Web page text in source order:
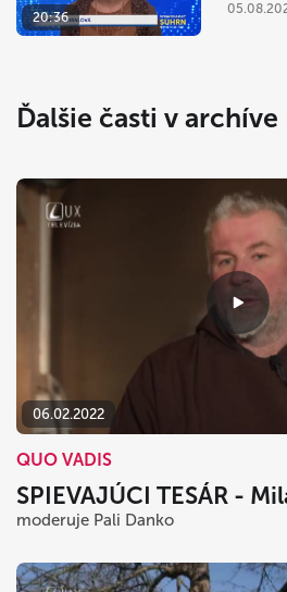
20:36
Ďalšie časti v archíve
06.02.2022
QUO VADIS
SPIEVAJÚCI TESÁR -
moderuje Pali Danko